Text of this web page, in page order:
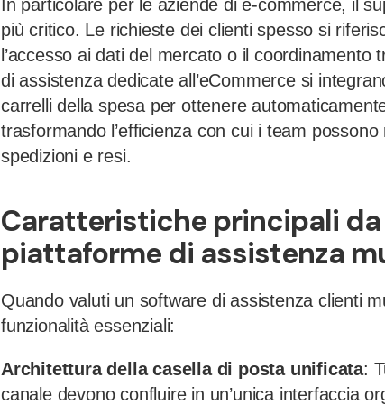
In particolare per le aziende di e-commerce, il
più critico. Le richieste dei clienti spesso si
l’accesso ai dati del mercato o il
di assistenza dedicate all’eCommerce si
carrelli della spesa per ottenere
trasformando l’efficienza con cui i team
spedizioni e resi.
Caratteristiche principali
piattaforme di assistenza
Quando valuti un software di assistenza clienti
funzionalità essenziali:
Architettura della casella di posta unificata:
canale devono confluire in un’unica interfaccia